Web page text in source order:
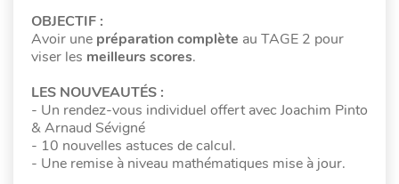
OBJECTIF :
Avoir une préparation complète au TAGE 2 pour
viser les meilleurs scores.
LES NOUVEAUTÉS :
- Un rendez-vous individuel offert avec Joachim Pinto
& Arnaud Sévigné
- 10 nouvelles astuces de calcul.
- Une remise à niveau mathématiques mise à jour.